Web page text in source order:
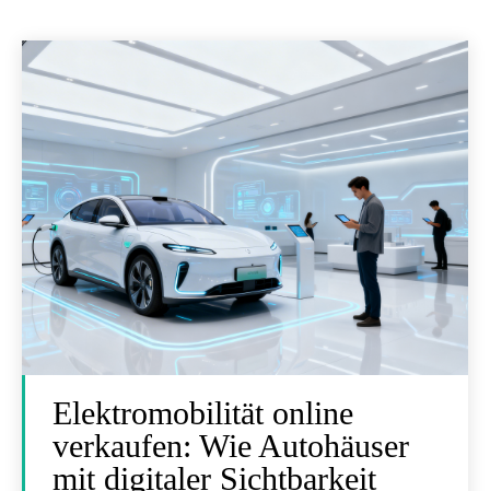
Elektromobilität online
verkaufen: Wie Autohäuser
mit digitaler Sichtbarkeit